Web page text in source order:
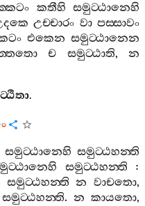
කතීහි සමුට‍්ඨානෙහි
උච‍්චාරං වා පස‍්සාවං
එකෙන සමුට‍්ඨානෙන
ච සමුට‍්ඨාති,න
.
සමුට‍්ඨානෙහි සමුට‍්ඨහන‍්ති
සමුට‍්ඨහන‍්ති :
සමුට‍්ඨහන‍්ති න වාචතො,
සමුට‍්ඨහන‍්ති. න කායතො,